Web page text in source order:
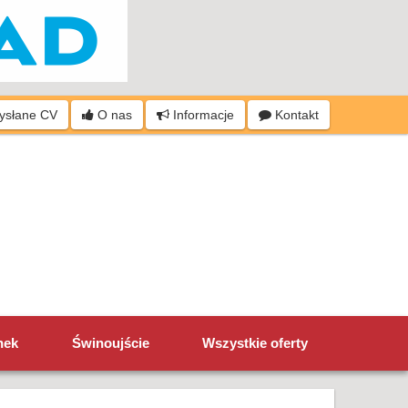
CV O nas Informacje Kontakt
Świnoujście Wszystkie oferty